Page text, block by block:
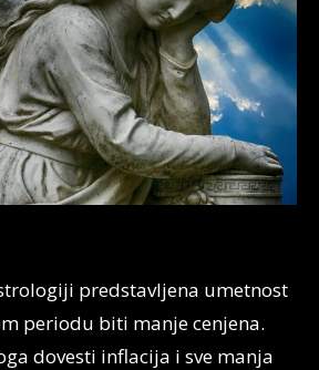
predstavljena umetnost
periodu biti manje cenjena.
dovesti inflacija i sve manja